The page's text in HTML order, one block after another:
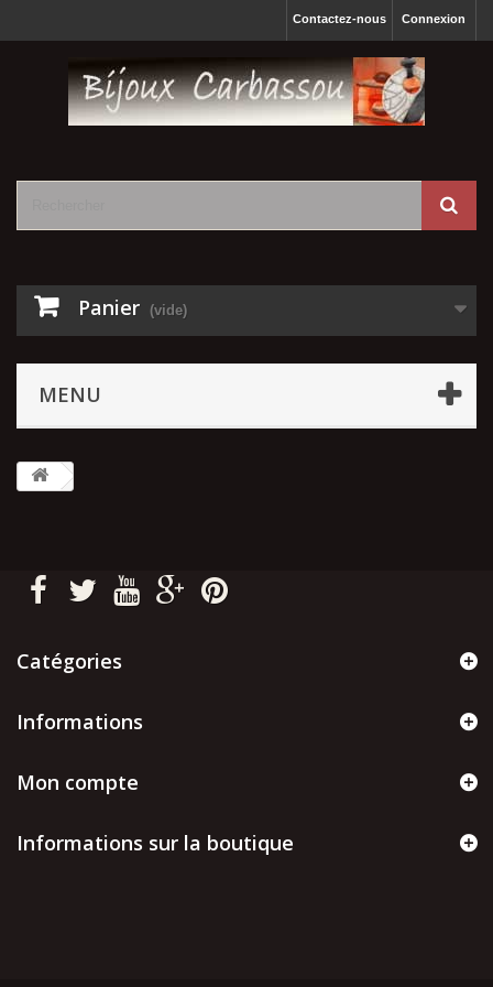
Connexion
Contactez-nous
Panier (vide)
MENU
Catégories
Informations
Mon compte
Informations sur la boutique